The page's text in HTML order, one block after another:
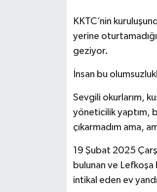
KKTC’nin
yerine
geziyor.
İnsan bu
Sevgili okurlarım,
yöneticilik yaptım,
çıkarmadım ama,
19 Şubat 2025
bulunan ve Lefkoşa
intikal eden ev